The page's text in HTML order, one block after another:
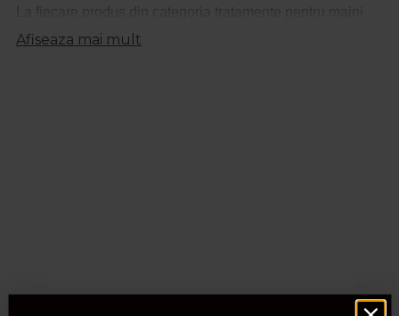
La fiecare produs din categoria tratamente pentru maini
vei gasi o descriere detaliata astfel in cat sa sti
Afiseaza mai mult